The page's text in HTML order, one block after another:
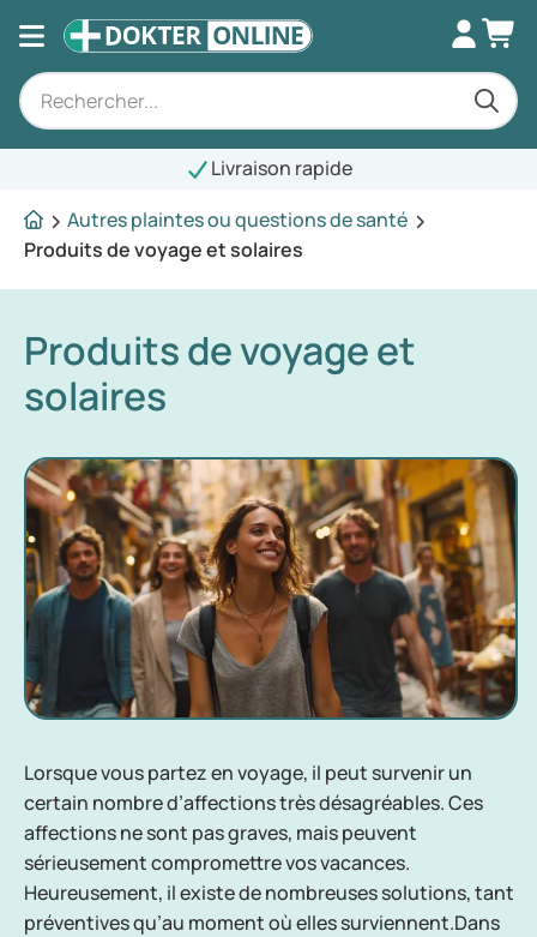
Livraison rapide
Autres plaintes ou questions de santé
Produits de voyage et solaires
Produits de voyage et
solaires
Lorsque vous partez en voyage, il peut survenir un
certain nombre d’affections très désagréables. Ces
affections ne sont pas graves, mais peuvent
sérieusement compromettre vos vacances.
Heureusement, il existe de nombreuses solutions, tant
préventives qu’au moment où elles surviennent.Dans